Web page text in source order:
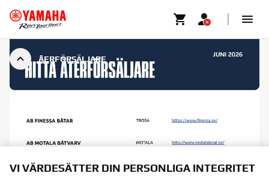
ÅERFÖRSÄLJARE
VI VÄRDESÄTTER DIN PERSONLIGA INTEGRITET